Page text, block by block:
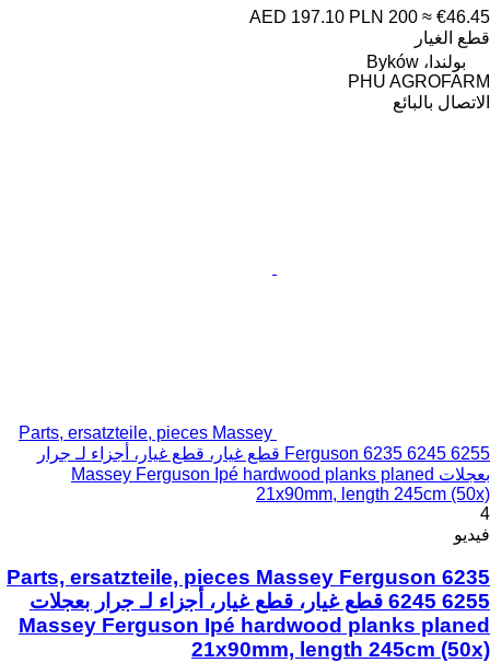
AED 197.10 PLN 200 ≈ €46.45
قطع الغيار
بولندا، Byków
PHU AGROFARM
الاتصال بالبائع
Parts, ersatzteile, pieces Massey
Ferguson 6235 6245 6255 قطع غيار، قطع غيار، أجزاء لـ جرار
بعجلات Massey Ferguson Ipé hardwood planks planed
21x90mm, length 245cm (50x)
4
فيديو
Parts, ersatzteile, pieces Massey Ferguson 6235
6245 6255 قطع غيار، قطع غيار، أجزاء لـ جرار بعجلات
Massey Ferguson Ipé hardwood planks planed
21x90mm, length 245cm (50x)